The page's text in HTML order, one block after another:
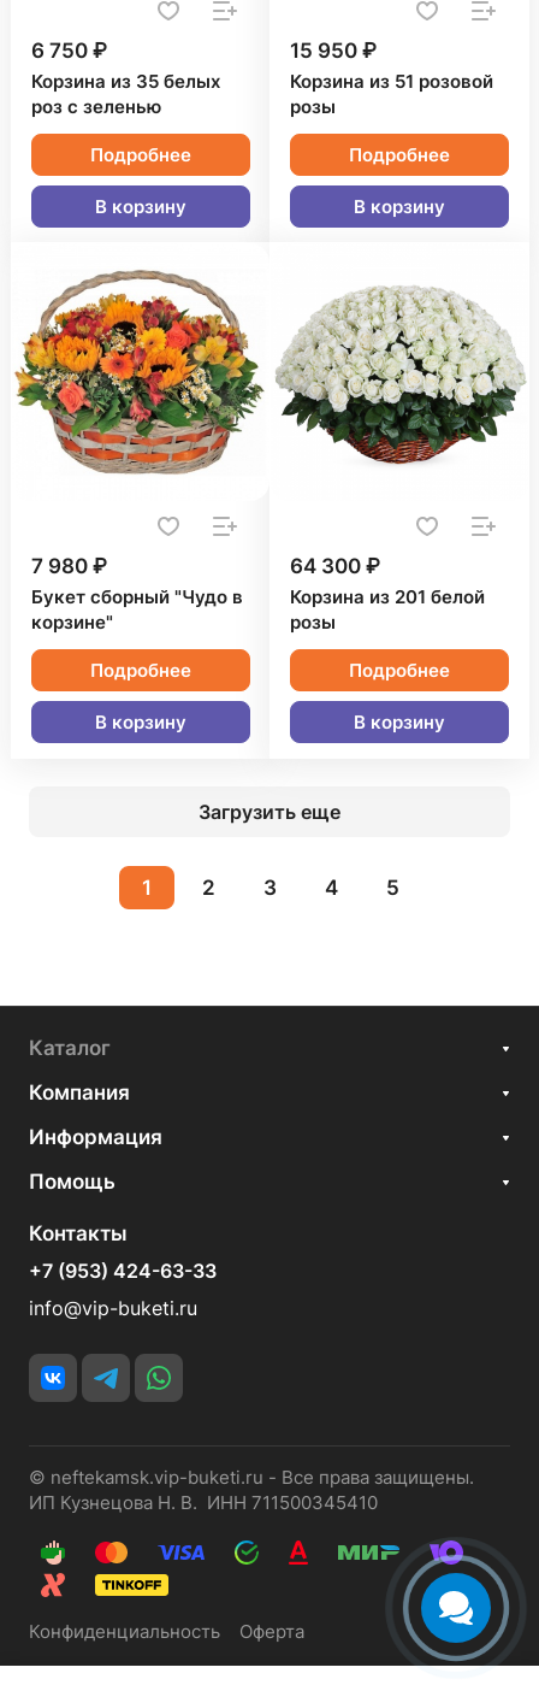
6 750 ₽
Корзина из 35 белых
роз с зеленью
Подробнее
В корзину
15 950 ₽
Корзина из 51 розовой
розы
Подробнее
В корзину
7 980 ₽
Букет сборный "Чудо в
корзине"
Подробнее
В корзину
64 300 ₽
Корзина из 201 белой
розы
Подробнее
В корзину
Загрузить еще
1 2 3 4 5
Каталог
Компания
Информация
Помощь
Контакты
+7 (953) 424-63-33
info@vip-buketi.ru
© neftekamsk.vip-buketi.ru - Все права защищены.
ИП Кузнецова Н. В. ИНН 711500345410
Конфиденциальность Оферта